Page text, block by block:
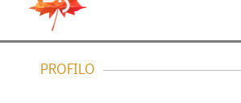
PROFILO